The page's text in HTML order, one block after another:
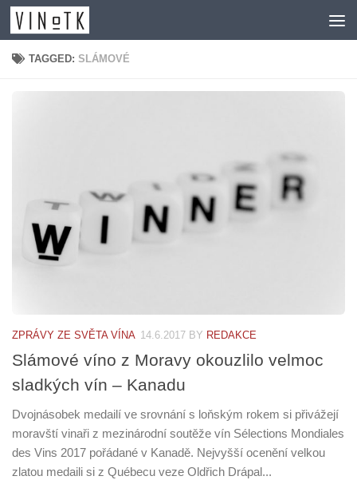
Skip to content
TAGGED:SLÁMOVÉ
ZPRÁVY ZE SVĚTA VÍNA 14.6.2017 BY REDAKCE
Slámové víno z Moravy okouzlilo velmoc
sladkých vín – Kanadu
Dvojnásobek medailí ve srovnání s loňským rokem si přivážejí
moravští vinaři z mezinárodní soutěže vín Sélections Mondiales
des Vins 2017 pořádané v Kanadě. Nejvyšší ocenění velkou
zlatou medaili si z Québecu veze Oldřich Drápal...